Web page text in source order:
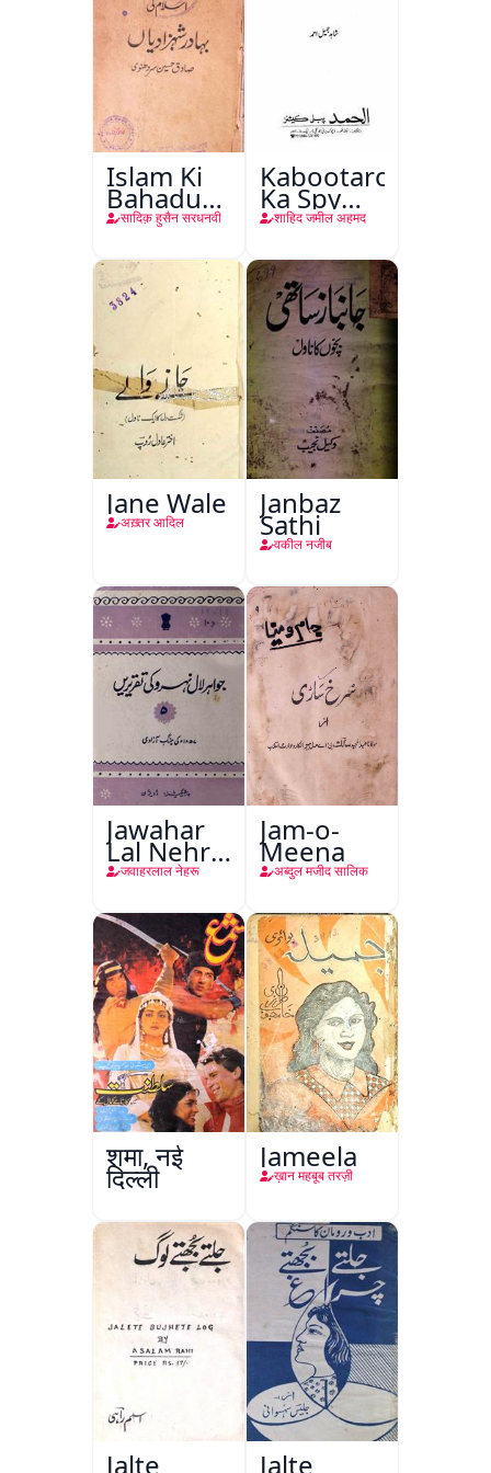
Islam Ki
Bahadur
Shahzadiyan
सादिक़ हुसैन सरधनवी
Kabootaron
Ka Spy
Plan
शाहिद जमील अहमद
Jane Wale
अख़्तर आदिल
Janbaz
Sathi
वकील नजीब
Jawahar
Lal Nehru
Ki
(Jang-e-
Azadi)
जवाहरलाल नेहरू
Jam-o-
Meena
अब्दुल मजीद सालिक
शमा, नई
दिल्ली
Jameela
ख़ान महबूब तरज़ी
Jalte Jalte